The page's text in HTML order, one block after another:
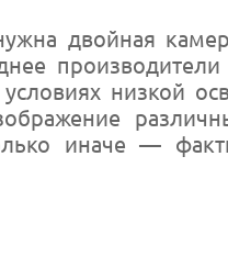
двойная
низкой
иначе —